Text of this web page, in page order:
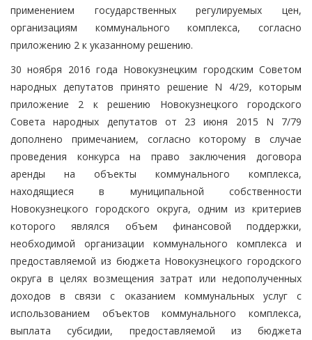
применением государственных регулируемых цен,
организациям коммунального комплекса, согласно
приложению 2 к указанному решению.
30 ноября 2016 года Новокузнецким городским Советом
народных депутатов принято решение N 4/29, которым
приложение 2 к решению Новокузнецкого городского
Совета народных депутатов от 23 июня 2015 N 7/79
дополнено примечанием, согласно которому в случае
проведения конкурса на право заключения договора
аренды на объекты коммунального комплекса,
находящиеся в муниципальной собственности
Новокузнецкого городского округа, одним из критериев
которого являлся объем финансовой поддержки,
необходимой организации коммунального комплекса и
предоставляемой из бюджета Новокузнецкого городского
округа в целях возмещения затрат или недополученных
доходов в связи с оказанием коммунальных услуг с
использованием объектов коммунального комплекса,
выплата субсидии, предоставляемой из бюджета